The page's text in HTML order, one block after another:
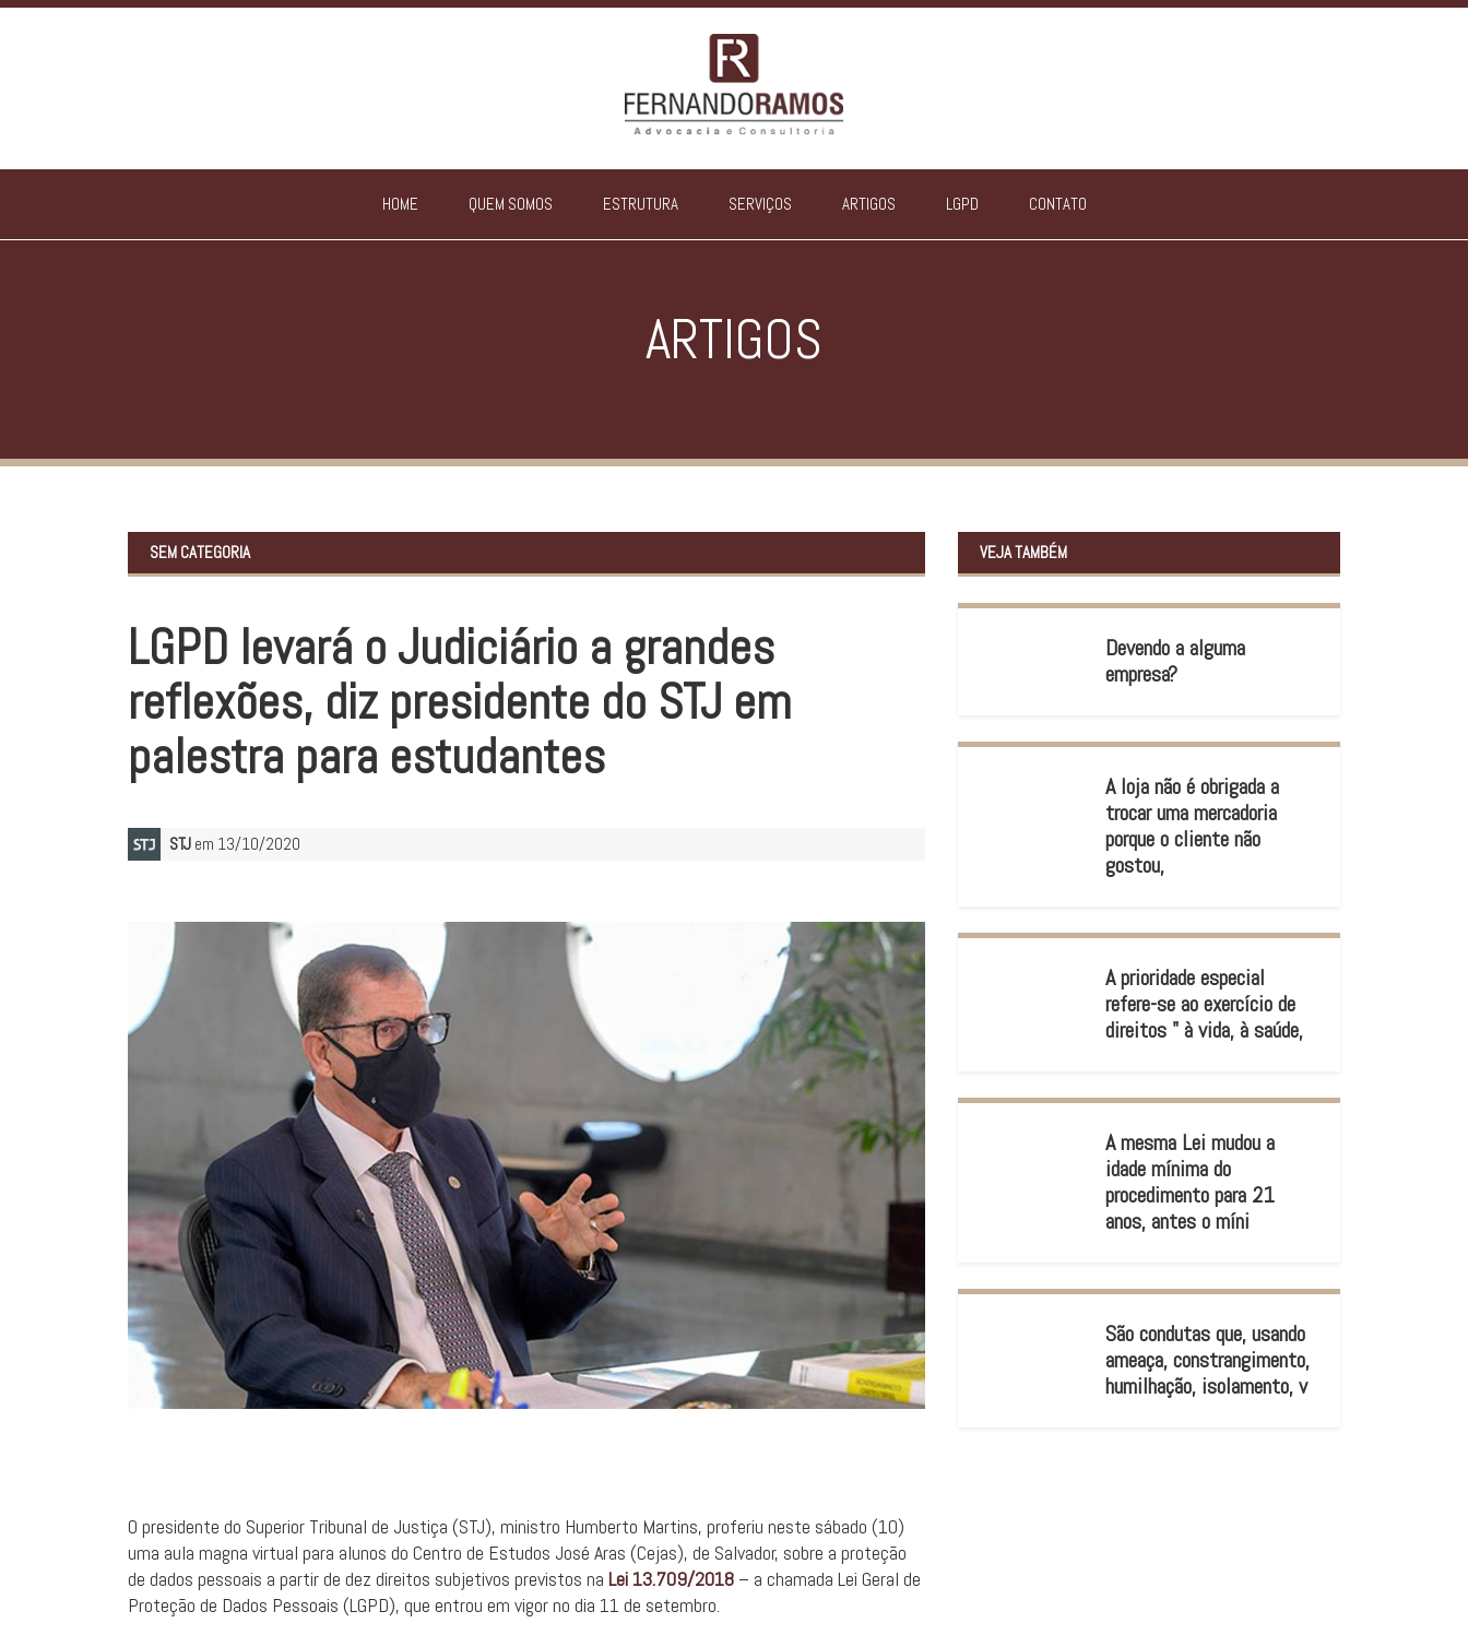
HOME QUEM SOMOS ESTRUTURA SERVIÇOS ARTIGOS LGPD CONTATO
ARTIGOS
SEM CATEGORIA
LGPD levará o Judiciário a grandes
reflexões, diz presidente do STJ em
palestra para estudantes
STJ em 13/10/2020
O presidente do Superior Tribunal de Justiça (STJ), ministro Humberto Martins, proferiu neste sábado (10)
uma aula magna virtual para alunos do Centro de Estudos José Aras (Cejas), de Salvador, sobre a proteção
de dados pessoais a partir de dez direitos subjetivos previstos na Lei 13.709/2018 – a chamada Lei Geral de
Proteção de Dados Pessoais (LGPD), que entrou em vigor no dia 11 de setembro.
VEJA TAMBÉM
Devendo a alguma
empresa?
A loja não é obrigada a
trocar uma mercadoria
porque o cliente não
gostou,
A prioridade especial
refere-se ao exercício de
direitos " à vida, à saúde,
A mesma Lei mudou a
idade mínima do
procedimento para 21
anos, antes o míni
São condutas que, usando
ameaça, constrangimento,
humilhação, isolamento, v